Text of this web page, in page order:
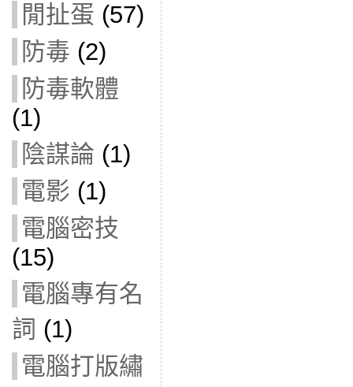
閒扯蛋 (57)
防毒 (2)
防毒軟體
(1)
陰謀論 (1)
電影 (1)
電腦密技
(15)
電腦專有名
詞 (1)
電腦打版繡